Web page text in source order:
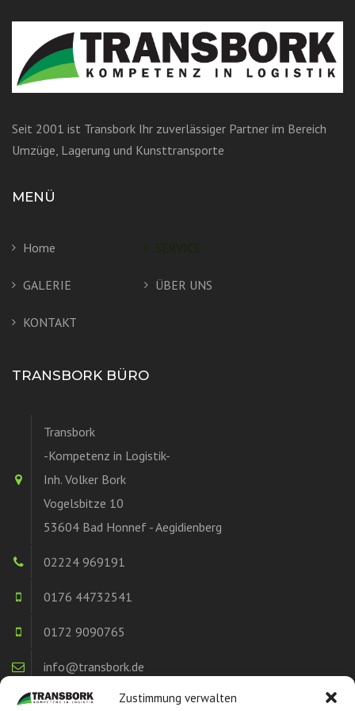
Zustimmung verwalten
Seit 2001 ist Transbork Ihr zuverlässiger Partner im Bereich
Umzüge, Lagerung und Kunsttransporte
MENÜ
Home SERVICE
GALERIE ÜBER UNS
KONTAKT
TRANSBORK BÜRO
Transbork
-Kompetenz in Logistik-
Inh. Volker Bork
Vogelsbitze 10
53604 Bad Honnef - Aegidienberg
02224 969191
0176 44732541
0172 9090765
info@transbork.de